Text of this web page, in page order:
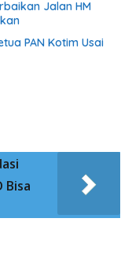
Jalan HM
PAN Kotim Usai
Bisa